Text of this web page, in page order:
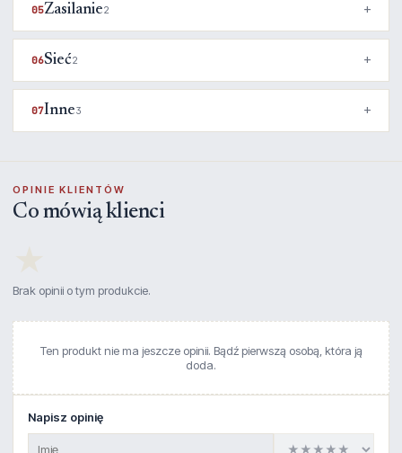
05Zasilanie2
06Sieć2
07Inne3
OPINIE KLIENTÓW
Co mówią klienci
Brak opinii o tym produkcie.
Ten produkt nie ma jeszcze opinii. Bądź pierwszą osobą, która ją
doda.
Napisz opinię